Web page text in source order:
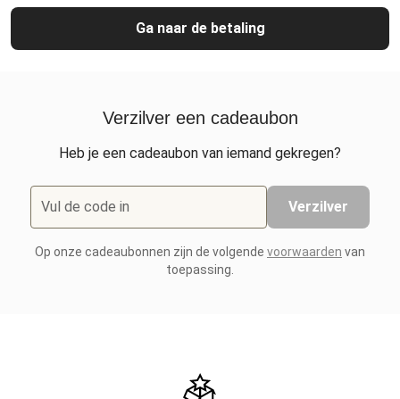
Ga naar de betaling
Verzilver een cadeaubon
Heb je een cadeaubon van iemand gekregen?
Vul de code in Verzilver
Op onze cadeaubonnen zijn de volgende voorwaarden van
toepassing.